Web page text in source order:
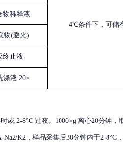
4℃条件下，可储
物稀释液
物(避光)
终止液
涤液 20×
或 2-8°C 过夜。1000×g 离心20分钟，
Na2/K2，样品采集后30分钟内于2-8°C